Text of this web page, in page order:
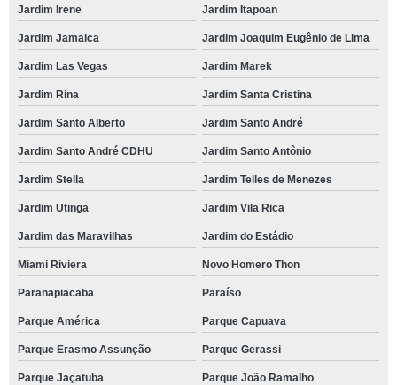
Jardim Irene Jardim Itapoan
Jardim Jamaica Jardim Joaquim Eugênio de Lima
Jardim Las Vegas Jardim Marek
Jardim Rina Jardim Santa Cristina
Jardim Santo Alberto Jardim Santo André
Jardim Santo André CDHU Jardim Santo Antônio
Jardim Stella Jardim Telles de Menezes
Jardim Utinga Jardim Vila Rica
Jardim das Maravilhas Jardim do Estádio
Miami Riviera Novo Homero Thon
Paranapiacaba Paraíso
Parque América Parque Capuava
Parque Erasmo Assunção Parque Gerassi
Parque Jaçatuba Parque João Ramalho